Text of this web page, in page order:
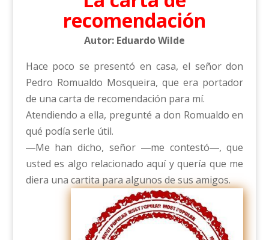
recomendación
Autor: Eduardo Wilde
Hace poco se presentó en casa, el señor don
Pedro Romualdo Mosqueira, que era portador
de una carta de recomendación para mí.
Atendiendo a ella, pregunté a don Romualdo en
qué podía serle útil.
―Me han dicho, señor ―me contestó―, que
usted es algo relacionado aquí y quería que me
diera una cartita para algunos de sus amigos.